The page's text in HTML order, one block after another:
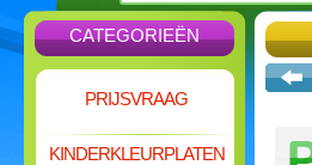
CATEGORIEËN
PRIJSVRAAG
KINDERKLEURPLATEN